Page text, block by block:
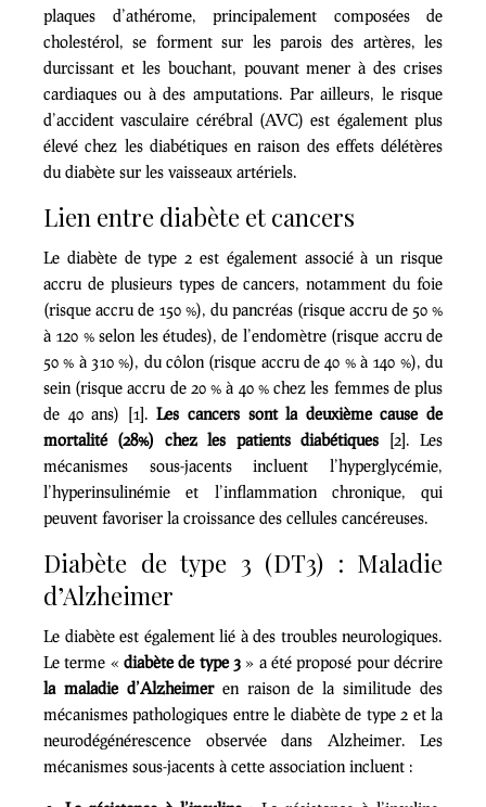
plaques d’athérome, principalement composées de
cholestérol, se forment sur les parois des artères, les
durcissant et les bouchant, pouvant mener à des crises
cardiaques ou à des amputations. Par ailleurs, le risque
d’accident vasculaire cérébral (AVC) est également plus
élevé chez les diabétiques en raison des effets délétères
du diabète sur les vaisseaux artériels.
Lien entre diabète et cancers
Le diabète de type 2 est également associé à un risque
accru de plusieurs types de cancers, notamment du foie
(risque accru de 150 %), du pancréas (risque accru de 50 %
à 120 % selon les études), de l’endomètre (risque accru de
50 % à 310 %), du côlon (risque accru de 40 % à 140 %), du
sein (risque accru de 20 % à 40 % chez les femmes de plus
de 40 ans) [1].Les cancers sont la deuxième cause de
mortalité (28%) chez les patients diabétiques [2]. Les
mécanismes sous-jacents incluent l’hyperglycémie,
l’hyperinsulinémie et l’inflammation chronique, qui
peuvent favoriser la croissance des cellules cancéreuses.
Diabète de type 3 (DT3) : Maladie
d’Alzheimer
Le diabète est également lié à des troubles neurologiques.
Le terme « diabète de type 3 » a été proposé pour décrire
la maladie d’Alzheimeren raison de la similitude des
mécanismes pathologiques entre le diabète de type 2 et la
neurodégénérescence observée dans Alzheimer. Les
mécanismes sous-jacents à cette association incluent :